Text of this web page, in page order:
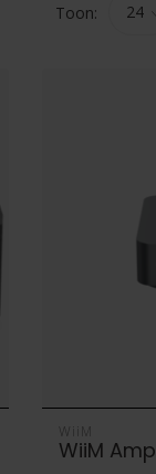
Toon:
WiiM
WiiM Amp